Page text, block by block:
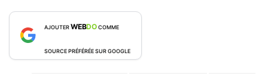
AJOUTERWEBDOCOMME
SOURCE PRÉFÉRÉE SUR GOOGLE